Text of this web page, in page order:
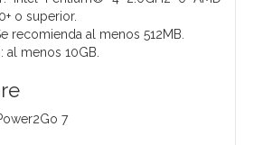
o superior.
recomienda al menos 512MB.
al menos 10GB.
7